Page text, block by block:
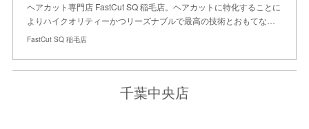
ヘアカット専門店 FastCut SQ 稲毛店。ヘアカットに特化することに
よりハイクオリティーかつリーズナブルで最高の技術とおもてな…
FastCut SQ 稲毛店
千葉中央店